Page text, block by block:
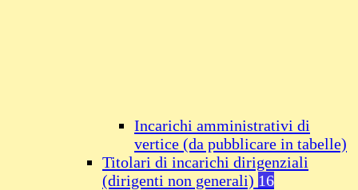
Incarichi amministrativi di
vertice (da pubblicare in tabelle)
Titolari di incarichi dirigenziali
(dirigenti non generali) 16